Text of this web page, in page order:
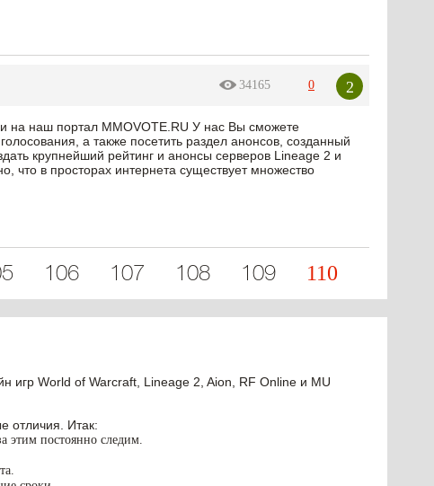
34165 0 2
на наш портал MMOVOTE.RU У нас Вы сможете
а также посетить раздел анонсов, созданный
крупнейший рейтинг и анонсы серверов Lineage 2 и
в просторах интернета существует множество
106 107 108 109 110
игр World of Warcraft, Lineage 2, Aion, RF Online и MU
отличия. Итак:
этим постоянно следим.